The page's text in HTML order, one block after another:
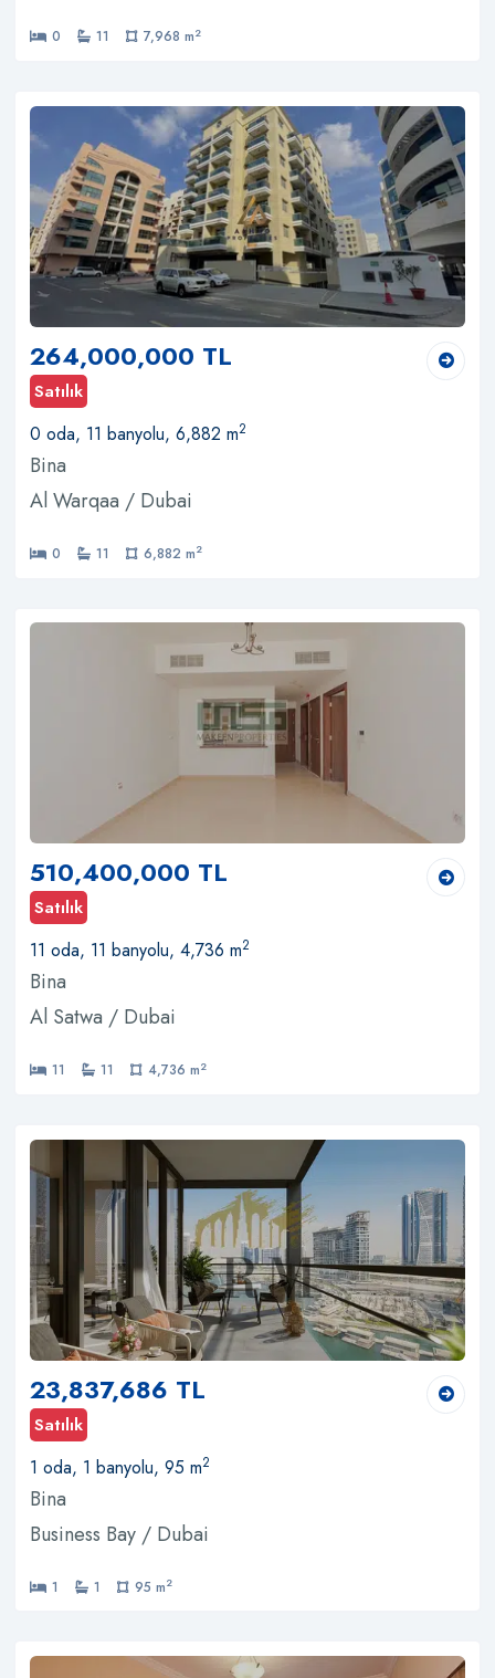
0 11 7,968 m2
264,000,000 TL
Satılık
0 oda, 11 banyolu, 6,882 m2
Bina
Al Warqaa / Dubai
0 11 6,882 m2
510,400,000 TL
Satılık
11 oda, 11 banyolu, 4,736 m2
Bina
Al Satwa / Dubai
11 11 4,736 m2
23,837,686 TL
Satılık
1 oda, 1 banyolu, 95 m2
Bina
Business Bay / Dubai
1 1 95 m2